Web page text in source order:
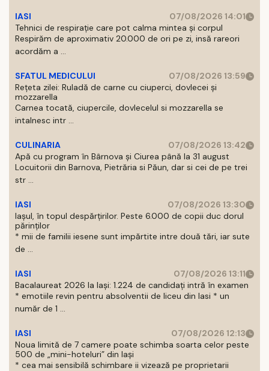
IASI
07/08/2026 14:01
Tehnici de respirație care pot calma mintea și corpul
Respirăm de aproximativ 20.000 de ori pe zi, insă rareori
acordăm a ...
SFATUL MEDICULUI
07/08/2026 13:59
Rețeta zilei: Ruladă de carne cu ciuperci, dovlecei și
mozzarella
Carnea tocată, ciupercile, dovlecelul si mozzarella se
intalnesc intr ...
CULINARIA
07/08/2026 13:42
Apă cu program în Bârnova și Ciurea până la 31 august
Locuitorii din Barnova, Pietrăria si Păun, dar si cei de pe trei
str ...
IASI
07/08/2026 13:30
Iașul, în topul despărțirilor. Peste 6.000 de copii duc dorul
părinților
* mii de familii iesene sunt impărtite intre două tări, iar sute
de ...
IASI
07/08/2026 13:11
Bacalaureat 2026 la Iași: 1.224 de candidați intră în examen
* emotiile revin pentru absolventii de liceu din Iasi * un
număr de 1 ...
IASI
07/08/2026 12:13
Noua limită de 7 camere poate schimba soarta celor peste
500 de „mini-hoteluri” din Iași
* cea mai sensibilă schimbare ii vizează pe proprietarii